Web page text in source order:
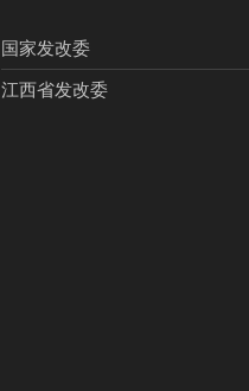
国家发改委
江西省发改委